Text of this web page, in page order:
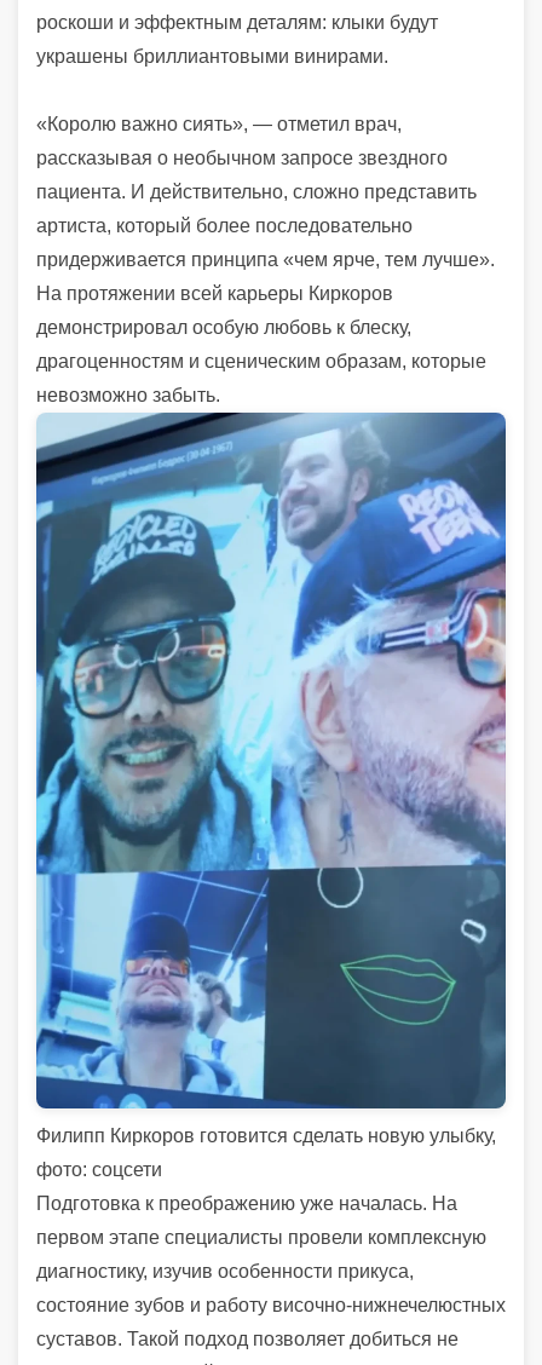
роскоши и эффектным деталям: клыки будут
украшены бриллиантовыми винирами.
«Королю важно сиять», — отметил врач,
рассказывая о необычном запросе звездного
пациента. И действительно, сложно представить
артиста, который более последовательно
придерживается принципа «чем ярче, тем лучше».
На протяжении всей карьеры Киркоров
демонстрировал особую любовь к блеску,
драгоценностям и сценическим образам, которые
невозможно забыть.
Филипп Киркоров готовится сделать новую улыбку,
фото: соцсети
Подготовка к преображению уже началась. На
первом этапе специалисты провели комплексную
диагностику, изучив особенности прикуса,
состояние зубов и работу височно-нижнечелюстных
суставов. Такой подход позволяет добиться не